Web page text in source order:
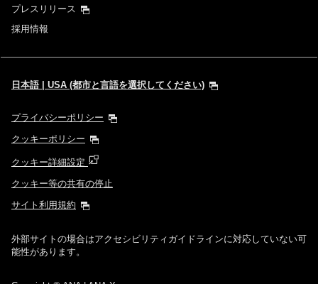
プレスリリース
採用情報
日本語 | USA (都市と言語を選択してください)
プライバシーポリシー
クッキーポリシー
クッキー詳細設定
クッキー等の共有の停止
サイト利用規約
外部サイトの場合はアクセシビリティガイドラインに対応していない可
能性があります。